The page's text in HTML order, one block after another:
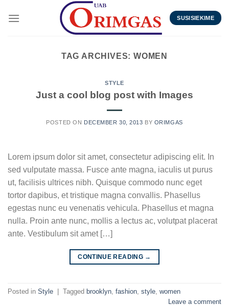
SUSISIEKIME
TAG ARCHIVES:WOMEN
STYLE
Just a cool blog post with Images
POSTED ON DECEMBER 30, 2013 BY ORIMGAS
Lorem ipsum dolor sit amet, consectetur adipiscing elit. In
sed vulputate massa. Fusce ante magna, iaculis ut purus
ut, facilisis ultrices nibh. Quisque commodo nunc eget
tortor dapibus, et tristique magna convallis. Phasellus
egestas nunc eu venenatis vehicula. Phasellus et magna
nulla. Proin ante nunc, mollis a lectus ac, volutpat placerat
ante. Vestibulum sit amet […]
CONTINUE READING →
Posted in Style Tagged brooklyn fashion style women
Leave a comment